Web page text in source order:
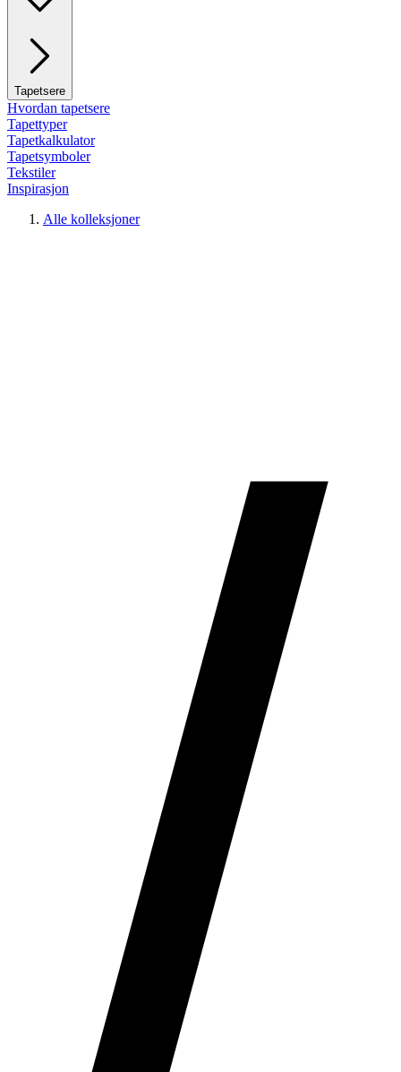
Tapetsere
Hvordan tapetsere
Tapettyper
Tapetkalkulator
Tapetsymboler
Tekstiler
Inspirasjon
Alle kolleksjoner